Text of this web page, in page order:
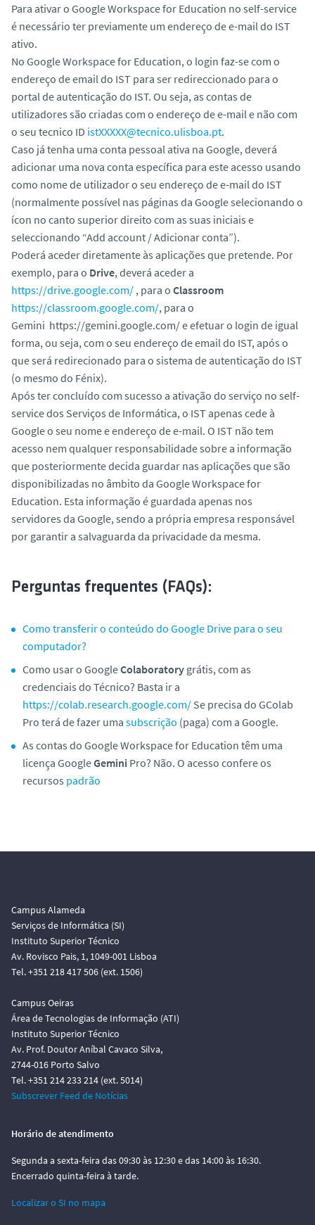
Para ativar o Google Workspace for Education no self-service
é necessário ter previamente um endereço de e-mail do IST
ativo.
No Google Workspace for Education, o login faz-se com o
endereço de email do IST para ser redireccionado para o
portal de autenticação do IST. Ou seja, as contas de
utilizadores são criadas com o endereço de e-mail e não com
o seu tecnico ID istXXXXX@tecnico.ulisboa.pt.
Caso já tenha uma conta pessoal ativa na Google, deverá
adicionar uma nova conta específica para este acesso usando
como nome de utilizador o seu endereço de e-mail do IST
(normalmente possível nas páginas da Google selecionando o
ícon no canto superior direito com as suas iniciais e
seleccionando “Add account / Adicionar conta”).
Poderá aceder diretamente às aplicações que pretende. Por
exemplo, para o Drive, deverá aceder a
https://drive.google.com/ , para o Classroom
https://classroom.google.com/, para o
Gemini https://gemini.google.com/ e efetuar o login de igual
forma, ou seja, com o seu endereço de email do IST, após o
que será redirecionado para o sistema de autenticação do IST
(o mesmo do Fénix).
Após ter concluído com sucesso a ativação do serviço no self-
service dos Serviços de Informática, o IST apenas cede à
Google o seu nome e endereço de e-mail. O IST não tem
acesso nem qualquer responsabilidade sobre a informação
que posteriormente decida guardar nas aplicações que são
disponibilizadas no âmbito da Google Workspace for
Education. Esta informação é guardada apenas nos
servidores da Google, sendo a própria empresa responsável
por garantir a salvaguarda da privacidade da mesma.
Perguntas frequentes (FAQs):
Como transferir o conteúdo do Google Drive para o seu
computador?
Como usar o GoogleColaboratory grátis, com as
credenciais do Técnico? Basta ir a
https://colab.research.google.com/ Se precisa do GColab
Pro terá de fazer uma subscrição (paga) com a Google.
As contas do Google Workspace for Education têm uma
licença GoogleGemini Pro? Não. O acesso confere os
recursos padrão
Campus Alameda
Serviços de Informática (SI)
Instituto Superior Técnico
Av. Rovisco Pais, 1, 1049-001 Lisboa
Tel. +351 218 417 506 (ext. 1506)
Campus Oeiras
Área de Tecnologias de Informação (ATI)
Instituto Superior Técnico
Av. Prof. Doutor Aníbal Cavaco Silva,
2744-016 Porto Salvo
Tel. +351 214 233 214 (ext. 5014)
Subscrever Feed de Notícias
Horário de atendimento
Segunda a sexta-feira das 09:30 às 12:30 e das 14:00 às 16:30.
Encerrado quinta-feira à tarde.
Localizar o SI no mapa